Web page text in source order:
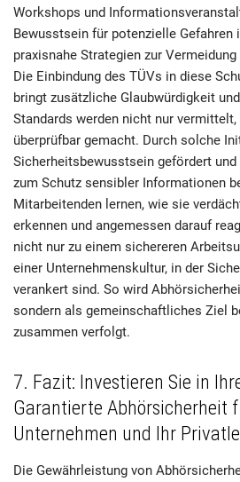
Workshops und
Bewusstsein für potenzielle
praxisnahe Strategien zur
Die Einbindung des TÜVs in diese
bringt zusätzliche Glaubwürdigkeit
Standards werden nicht nur
überprüfbar gemacht. Durch solche
Sicherheitsbewusstsein gefördert
zum Schutz sensibler Informationen
Mitarbeitenden lernen, wie sie
erkennen und angemessen darauf
nicht nur zu einem sichereren
einer Unternehmenskultur, in der
verankert sind. So wird
sondern als gemeinschaftliches Ziel
zusammen verfolgt.
7. Fazit: Investieren Sie in
Garantierte Abhörsicherheit
Unternehmen und Ihr
Die Gewährleistung von